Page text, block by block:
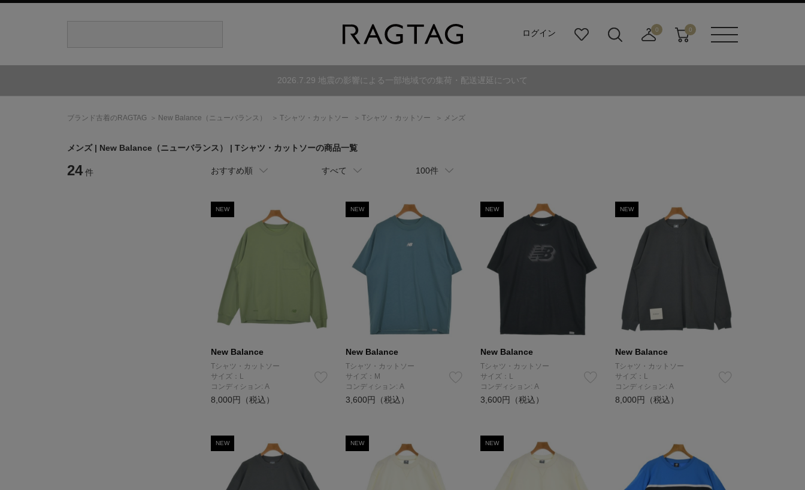
ログイン
り
ダ
0
寄
0
2026.7.29 地震の影響による一部地域での集荷・配送遅延について
ブランド古着のRAGTAG New Balance （ニューバランス） Tシャツ・カットソー Tシャツ・カットソー メンズ
メンズ | New Balance （ニューバランス） | Tシャツ・カットソーの商品一覧
24 件 おすすめ順 すべて 100件
NEW
New Balance
Tシャツ・カットソー
サイズ：L
コンディション: A
8,000円（税込）
NEW
New Balance
Tシャツ・カットソー
サイズ：M
コンディション: A
3,600円（税込）
NEW
New Balance
Tシャツ・カットソー
サイズ：L
コンディション: A
3,600円（税込）
NEW
New Balance
Tシャツ・カットソー
サイズ：L
コンディション: A
8,000円（税込）
NEW NEW NEW